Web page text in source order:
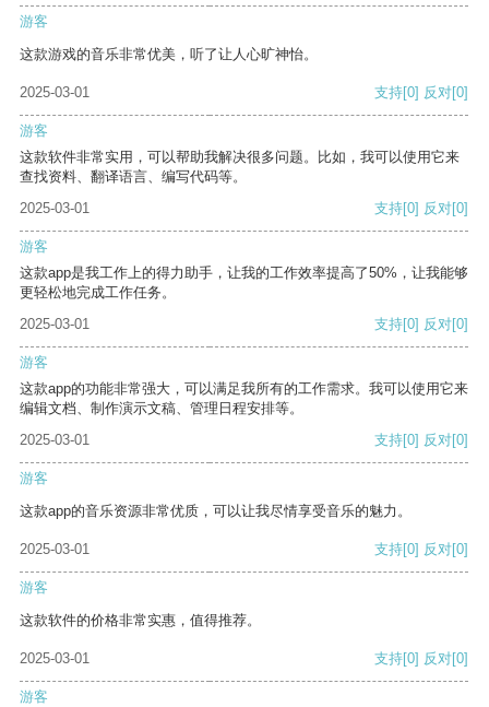
游客
这款游戏的音乐非常优美，听了让人心旷神怡。
2025-03-01 支持[0] 反对[0]
游客
这款软件非常实用，可以帮助我解决很多问题。比如，我可以使用它来
查找资料、翻译语言、编写代码等。
2025-03-01
支持[0] 反对[0]
游客
这款app是我工作上的得力助手，让我的工作效率提高了50%，让我能够
更轻松地完成工作任务。
2025-03-01
支持[0] 反对[0]
游客
这款app的功能非常强大，可以满足我所有的工作需求。我可以使用它来
编辑文档、制作演示文稿、管理日程安排等。
2025-03-01
支持[0] 反对[0]
游客
这款app的音乐资源非常优质，可以让我尽情享受音乐的魅力。
2025-03-01 支持[0] 反对[0]
游客
这款软件的价格非常实惠，值得推荐。
2025-03-01 支持[0] 反对[0]
游客